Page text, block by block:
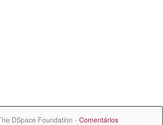
DSpace Foundation - Comentários